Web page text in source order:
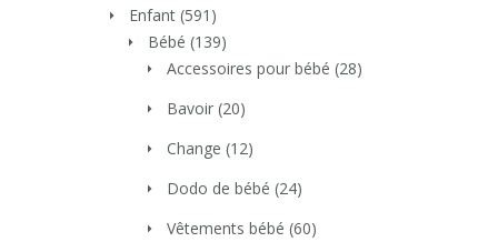
Enfant (591)
Bébé (139)
Accessoires pour bébé (28)
Bavoir (20)
Change (12)
Dodo de bébé (24)
Vêtements bébé (60)